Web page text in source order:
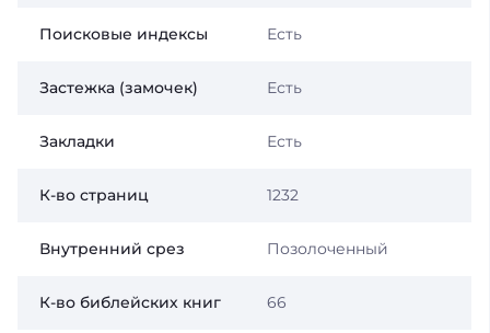
Поисковые индексы Есть
Застежка (замочек) Есть
Закладки Есть
К-во страниц 1232
Внутренний срез Позолоченный
К-во библейских книг 66